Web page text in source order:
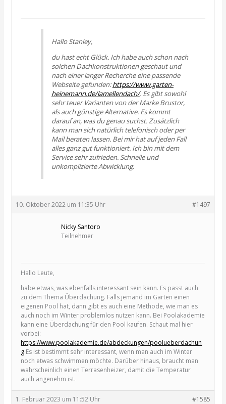
Hallo Stanley,
du hast echt Glück. Ich habe auch schon nach
solchen Dachkonstruktionen geschaut und
nach einer langer Recherche eine passende
Webseite gefunden:https://www.garten-
heinemann.de/lamellendach/. Es gibt sowohl
sehr teuer Varianten von der Marke Brustor,
als auch günstige Alternative. Es kommt
darauf an, was du genau suchst. Zusätzlich
kann man sich natürlich telefonisch oder per
Mail beraten lassen. Bei mir hat auf jeden Fall
alles ganz gut funktioniert. Ich bin mit dem
Service sehr zufrieden. Schnelle und
unkomplizierte Abwicklung.
10. Oktober 2022 um 11:35 Uhr #1497
Nicky Santoro
Teilnehmer
Hallo Leute,
habe etwas, was ebenfalls interessant sein kann. Es passt auch
zu dem Thema Überdachung. Falls jemand im Garten einen
eigenen Pool hat, dann gibt es auch eine Methode, wie man es
auch noch im Winter problemlos nutzen kann. Bei Poolakademie
kann eine Überdachung für den Pool kaufen. Schaut mal hier
vorbei:
https://www.poolakademie.de/abdeckungen/poolueberdachun
g Es ist bestimmt sehr interessant, wenn man auch im Winter
noch etwas schwimmen möchte. Darüber hinaus, braucht man
wahrscheinlich einen Terrasenheizer, damit die Temperatur
auch angenehm ist.
1. Februar 2023 um 11:52 Uhr #1585